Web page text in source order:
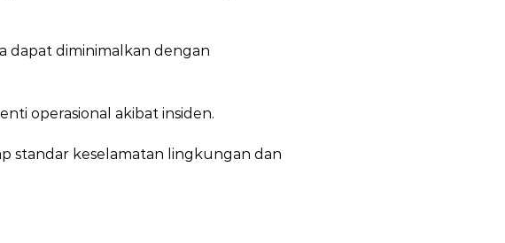
dapat diminimalkan dengan
operasional akibat insiden.
keselamatan lingkungan dan